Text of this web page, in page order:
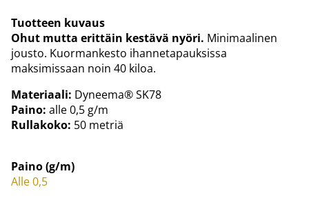
Tuotteen kuvaus
Ohut mutta erittäin kestävä nyöri. Minimaalinen
jousto. Kuormankesto ihannetapauksissa
maksimissaan noin 40 kiloa.
Materiaali: Dyneema® SK78
Paino: alle 0,5 g/m
Rullakoko: 50 metriä
Paino (g/m)
Alle 0,5